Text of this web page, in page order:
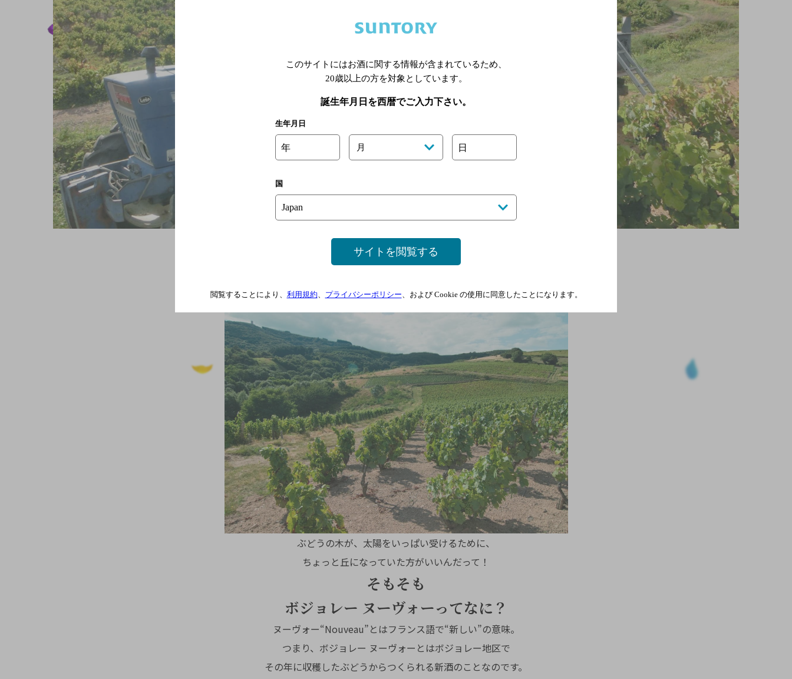
ボジョレー
ボジョレーとはフランスの地名。
ボージュ “Beaujeu” に由来しています。
ぶどうの木が、太陽をいっぱい受けるために、
ちょっと丘になっていた方がいいんだって！
そもそも
ボジョレー ヌーヴォーってなに？
ヌーヴォー“Nouveau”とはフランス語で“新しい”の意味。
つまり、ボジョレー ヌーヴォーとはボジョレー地区で
その年に収穫したぶどうからつくられる新酒のことなのです。
このサイトにはお酒に関する情報が含まれているため、
20歳以上の方を対象としています。
誕生年月日を西暦でご入力下さい。
生年月日
年 月 日
国
サイトを閲覧する
閲覧することにより、 利用規約、 プライバシーポリシー、および Cookie の使用に同意したことになります。